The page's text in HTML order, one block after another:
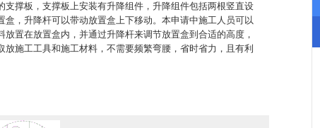
支撑板，支撑板上安装有升降组件，升降组件包括两根竖直设
盒，升降杆可以带动放置盒上下移动。本申请中施工人员可以
置在放置盒内，并通过升降杆来调节放置盒到合适的高度，
施工工具和施工材料，不需要频繁弯腰，省时省力，且有利